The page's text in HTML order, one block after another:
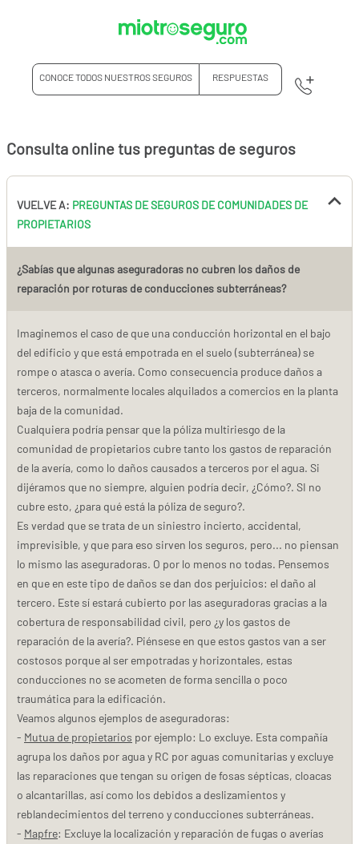
CONOCE TODOS NUESTROS SEGUROS RESPUESTAS
Consulta online tus preguntas de seguros
VUELVE A: PREGUNTAS DE SEGUROS DE COMUNIDADES DE
PROPIETARIOS
¿Sabías que algunas aseguradoras no cubren los daños de
reparación por roturas de conducciones subterráneas?
Imaginemos el caso de que una conducción horizontal en el bajo
del edificio y que está empotrada en el suelo (subterránea) se
rompe o atasca o avería. Como consecuencia produce daños a
terceros, normalmente locales alquilados a comercios en la planta
baja de la comunidad.
Cualquiera podría pensar que la póliza multiriesgo de la
comunidad de propietarios cubre tanto los gastos de reparación
de la avería, como lo daños causados a terceros por el agua. Si
dijéramos que no siempre, alguien podría decir, ¿Cómo?. SI no
cubre esto, ¿para qué está la póliza de seguro?.
Es verdad que se trata de un siniestro incierto, accidental,
imprevisible, y que para eso sirven los seguros, pero... no piensan
lo mismo las aseguradoras. O por lo menos no todas. Pensemos
en que en este tipo de daños se dan dos perjuicios: el daño al
tercero. Este sí estará cubierto por las aseguradoras gracias a la
cobertura de responsabilidad civil, pero ¿y los gastos de
reparación de la avería?. Piénsese en que estos gastos van a ser
costosos porque al ser empotradas y horizontales, estas
conducciones no se acometen de forma sencilla o poco
traumática para la edificación.
Veamos algunos ejemplos de aseguradoras:
- Mutua de propietarios por ejemplo: Lo excluye. Esta compañía
agrupa los daños por agua y RC por aguas comunitarias y excluye
las reparaciones que tengan su origen de fosas sépticas, cloacas
o alcantarillas, así como los debidos a deslizamientos y
reblandecimientos del terreno y conducciones subterráneas.
- Mapfre: Excluye la localización y reparación de fugas o averías